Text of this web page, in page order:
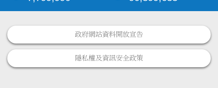
政府網站資料開放宣告
隱私權及資訊安全政策